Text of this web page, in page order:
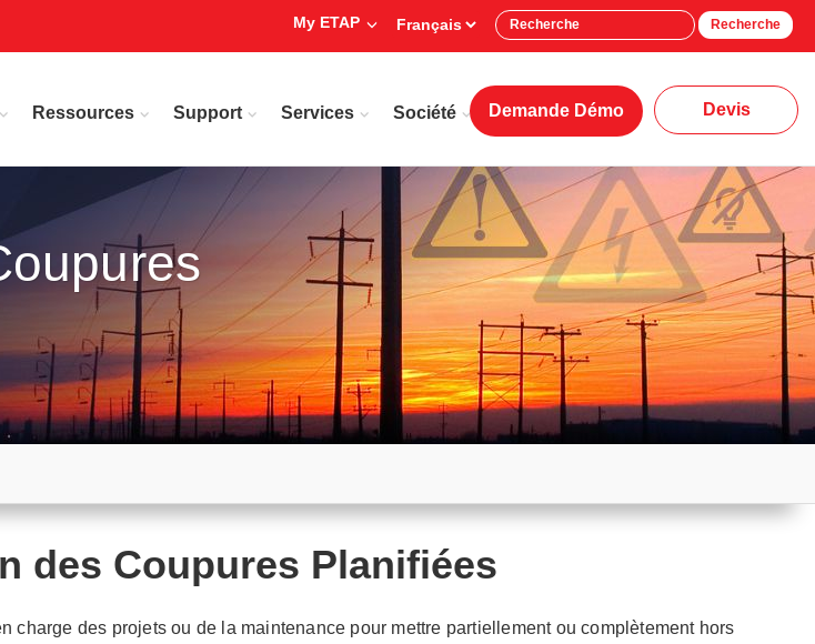
My ETAP Recherche
Ressources Support Services Société Demande Démo Devis
des Coupures Planifiées
des projets ou de la maintenance pour mettre partiellement ou complètement hors